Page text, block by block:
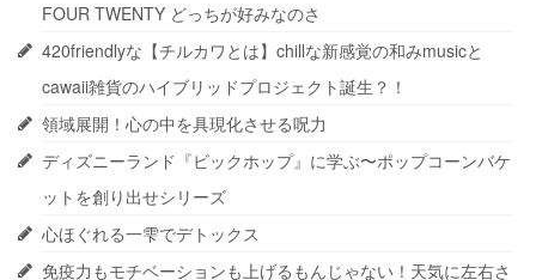
FOUR TWENTY どっちが好みなのさ
420friendlyな【チルカワとは】chillな新感覚の和みmusicと
cawaii雑貨のハイブリッドプロジェクト誕生？！
領域展開！心の中を具現化させる呪力
ディズニーランド『ビックホップ』に学ぶ〜ポップコーンバケ
ットを創り出せシリーズ
心ほぐれる一雫でデトックス
免疫力もモチベーションも上げるもんじゃない！天気に左右さ